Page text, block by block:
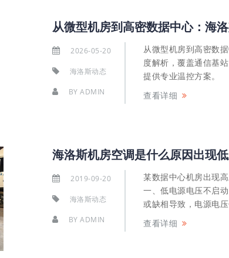
2026-05-20
海洛斯动态
BY ADMIN
从微型机房到高密数
度解析，覆盖通信基
提供专业温控方案。
查看详细
海洛斯机房空调是什么原因出现
2019-09-20
海洛斯动态
BY ADMIN
某数据中心机房出现
一、低电源电压不启
或缺相导致，电源电
查看详细